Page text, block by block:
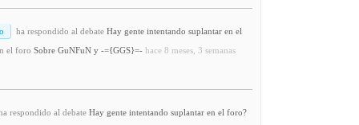
ha respondido al debate Hay gente intentando suplantar en el
el foro Sobre GuNFuN y -={GGS}=- hace 8 meses, 3 semanas
respondido al debate Hay gente intentando suplantar en el foro?